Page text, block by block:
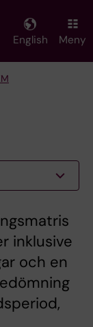
English Meny
inklusive
och en